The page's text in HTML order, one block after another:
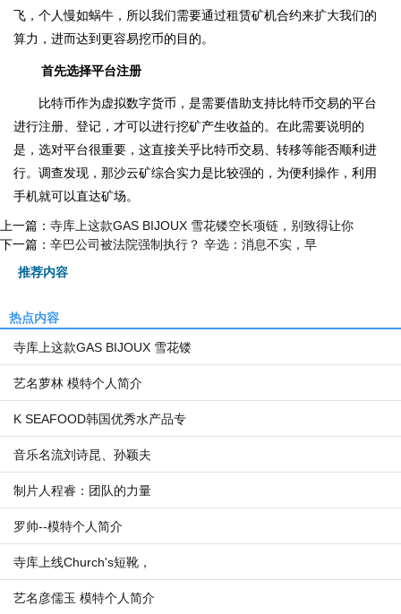
飞，个人慢如蜗牛，所以我们需要通过租赁矿机合约来扩大我们的
算力，进而达到更容易挖币的目的。
首先选择平台注册
比特币作为虚拟数字货币，是需要借助支持比特币交易的平台
进行注册、登记，才可以进行挖矿产生收益的。在此需要说明的
是，选对平台很重要，这直接关乎比特币交易、转移等能否顺利进
行。调查发现，那沙云矿综合实力是比较强的，为便利操作，利用
手机就可以直达矿场。
上一篇： 寺库上这款GAS BIJOUX 雪花镂空长项链，别致得让你
下一篇： 辛巴公司被法院强制执行？ 辛选：消息不实，早
推荐内容
热点内容
寺库上这款GAS BIJOUX 雪花镂
艺名萝林 模特个人简介
K SEAFOOD韩国优秀水产品专
音乐名流刘诗昆、孙颖夫
制片人程睿：团队的力量
罗帅--模特个人简介
寺库上线Church's短靴，
艺名彦儒玉 模特个人简介